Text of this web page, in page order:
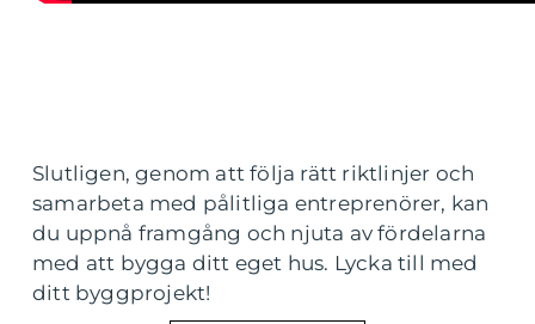
Slutligen, genom att följa rätt riktlinjer och
samarbeta med pålitliga entreprenörer, kan
du uppnå framgång och njuta av fördelarna
med att bygga ditt eget hus. Lycka till med
ditt byggprojekt!